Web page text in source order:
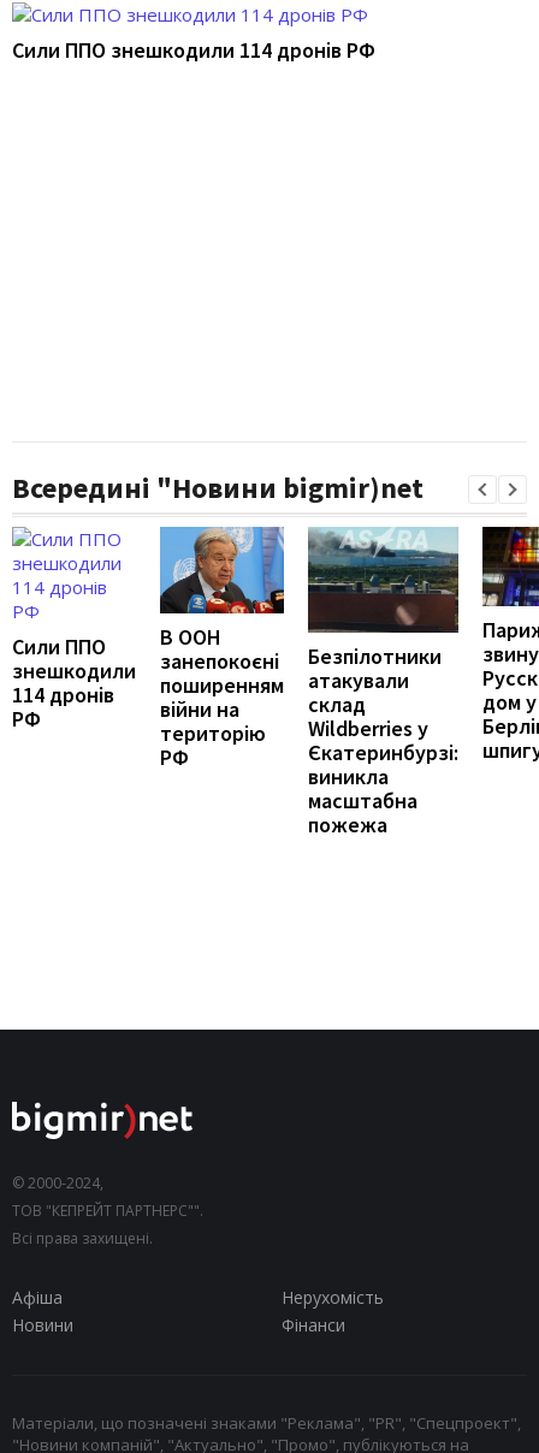
Сили ППО знешкодили 114 дронів РФ
Всередині "Новини bigmir)net
Сили ППО
знешкодили
114 дронів
РФ
В ООН
занепокоєні
поширенням
війни на
територію
РФ
Безпілотники
атакували
склад
Wildberries у
Єкатеринбурзі:
виникла
масштабна
пожежа
дом у
© 2000-2024,
ТОВ "КЕПРЕЙТ ПАРТНЕРС"".
Всі права захищені.
Афіша
Нерухомість
Новини
Фінанси
Матеріали, що позначені знаками "Реклама", "PR", "Спецпроект",
"Новини компаній", "Актуально", "Промо", публікуються на